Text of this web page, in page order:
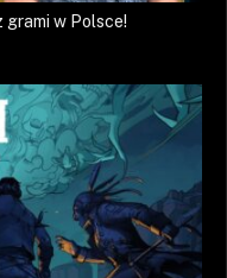
grami w Polsce!